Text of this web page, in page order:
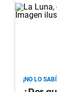
¡NO LO